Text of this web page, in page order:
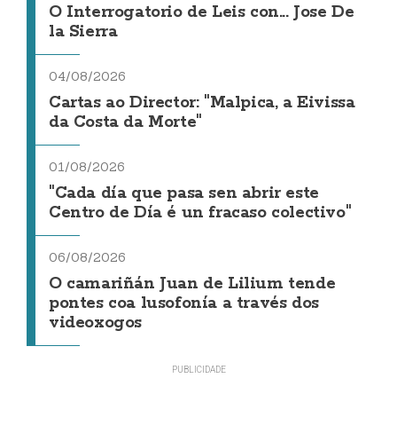
O Interrogatorio de Leis con... Jose De
la Sierra
04/08/2026
Cartas ao Director: "Malpica, a Eivissa
da Costa da Morte"
01/08/2026
"Cada día que pasa sen abrir este
Centro de Día é un fracaso colectivo"
06/08/2026
O camariñán Juan de Lilium tende
pontes coa lusofonía a través dos
videoxogos